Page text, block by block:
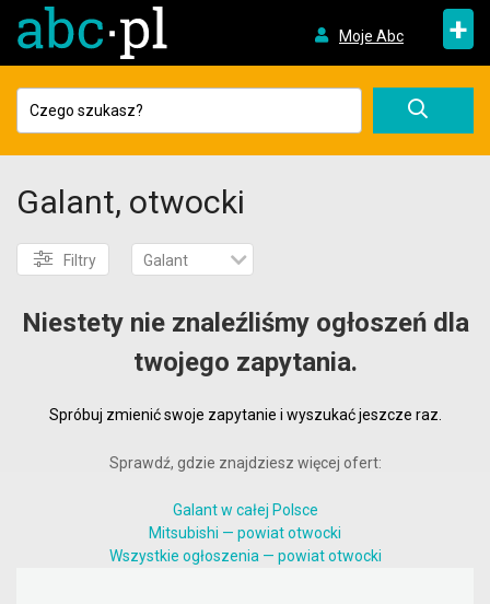
Moje Abc +
Galant, otwocki
Filtry Galant
Niestety nie znaleźliśmy ogłoszeń dla
twojego zapytania.
Spróbuj zmienić swoje zapytanie i wyszukać jeszcze raz.
Sprawdź, gdzie znajdziesz więcej ofert:
Galant w całej Polsce
Mitsubishi — powiat otwocki
Wszystkie ogłoszenia — powiat otwocki